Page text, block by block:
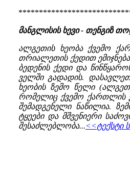
მანგლისის ხევი - თენგიზ
ალგეთის ხეობა ქვემო
თრიალეთის ქედით
ბედენის ქედი და
ველში გადადის.
ხეობის ზემო წელი
რომელიც ქვემო ქართლის
შემადგენელი ნაწილია.
ტყეები და მშვენიერი
შესაძლებლობა...<<ტექსტი